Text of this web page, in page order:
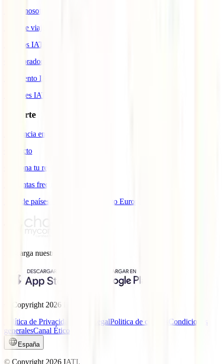
Sobre nosotros
Blog de viajes
Premios IATI
Colaboradores IATI
Descuento IATI
Informes IATI
Soporte
Asistencia en emergencias
Contacto
Gestiona tu reembolso
Preguntas frecuentes
Lista de países con cobertura ámbito Europa
Descarga nuestra
© Copyright 2026
Política de Privacidad
Aviso LegalPolitica de cookies
Condiciones
generalesCanal Ético
España
© Copyright 2026 IATI.